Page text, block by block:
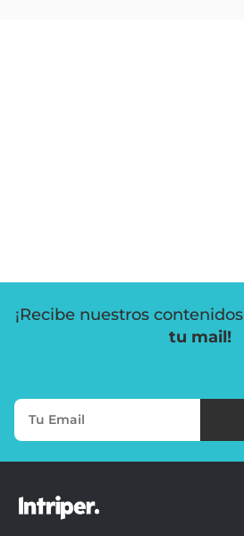
¡Recibe nuestros contenidos
tu mail!